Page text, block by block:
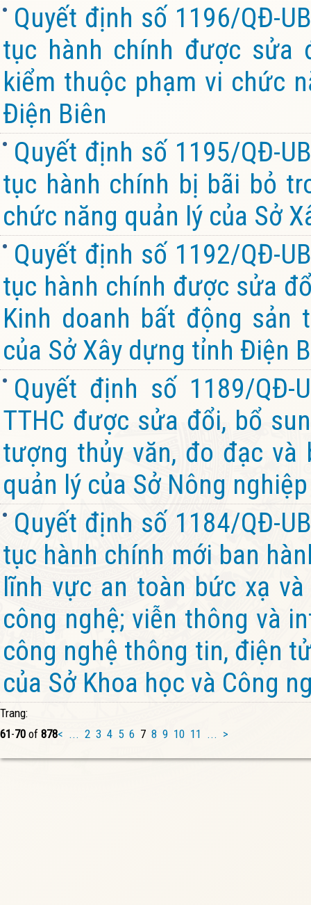
Quyết định số 1196/QĐ-
tục hành chính được sửa
kiểm thuộc phạm vi chức
Điện Biên
Quyết định số 1195/QĐ-
tục hành chính bị bãi bỏ
chức năng quản lý của Sở
Quyết định số 1192/QĐ-
tục hành chính được sửa
Kinh doanh bất động sản
của Sở Xây dựng tỉnh Điện
Quyết định số 1189/QĐ-
TTHC được sửa đổi, bổ
tượng thủy văn, đo đạc
quản lý của Sở Nông
Quyết định số 1184/QĐ-
tục hành chính mới ban
lĩnh vực an toàn bức xạ
công nghệ; viễn thông và
công nghệ thông tin, điện
của Sở Khoa học và Công
Trang:
61-70 of 878< ... 2 3 4 5 6 7 8 9 10 11 ... >